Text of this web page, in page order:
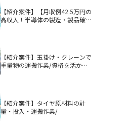
【紹介案件】【月収例42.5万円の
高収入！半導体の製造・製品確
躍【紹介案件】玉掛け・クレーンで
重量物の運搬作業/資格を活かし
【紹介案件】タイヤ原材料の計
量・投入・運搬作業/